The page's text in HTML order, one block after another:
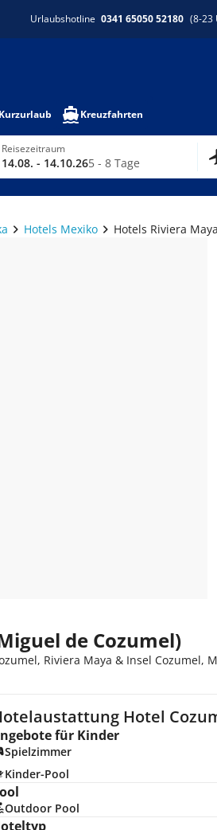
Urlaubshotline 0341 65050 52180 (8-23
Kurzurlaub Kreuzfahrten
Reisezeitraum
14.08. - 14.10.265 - 8 Tage
Hotels Mexiko Hotels Riviera
de Cozumel)
Riviera Maya & Insel Cozumel,
Hotel
für Kinder
Spielzimmer
Kinder-Pool
Outdoor Pool